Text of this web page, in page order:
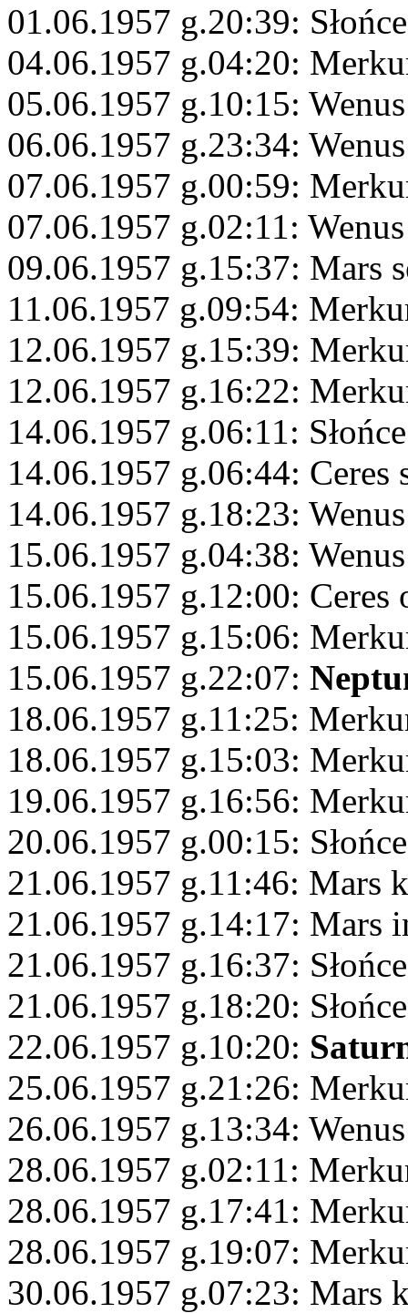
01.06.1957 g.20:39:
04.06.1957 g.04:20:
05.06.1957 g.10:15:
06.06.1957 g.23:34:
07.06.1957 g.00:59:
07.06.1957 g.02:11:
09.06.1957 g.15:37: Mars
11.06.1957 g.09:54:
12.06.1957 g.15:39:
12.06.1957 g.16:22:
14.06.1957 g.06:11:
14.06.1957 g.06:44: Ceres
14.06.1957 g.18:23:
15.06.1957 g.04:38:
15.06.1957 g.12:00: Ceres
15.06.1957 g.15:06:
15.06.1957 g.22:07:
18.06.1957 g.11:25:
18.06.1957 g.15:03:
19.06.1957 g.16:56:
20.06.1957 g.00:15:
21.06.1957 g.11:46: Mars
21.06.1957 g.14:17: Mars
21.06.1957 g.16:37:
21.06.1957 g.18:20:
22.06.1957 g.10:20:
25.06.1957 g.21:26:
26.06.1957 g.13:34:
28.06.1957 g.02:11:
28.06.1957 g.17:41:
28.06.1957 g.19:07:
30.06.1957 g.07:23: Mars